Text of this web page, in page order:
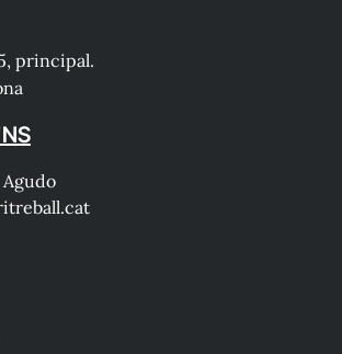
principal.
Agudo